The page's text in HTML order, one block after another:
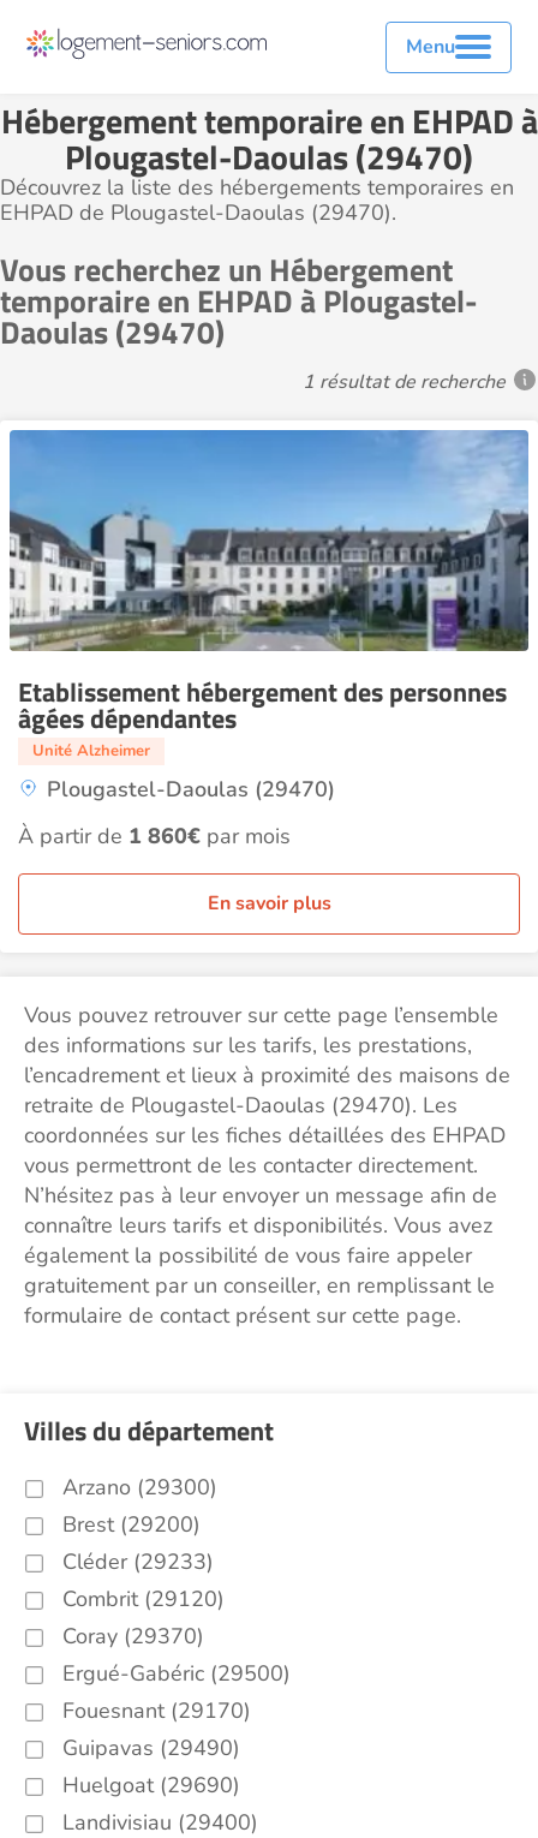
Menu
Hébergement temporaire en EHPAD à
Plougastel-Daoulas (29470)
Découvrez la liste des hébergements temporaires en
EHPAD de Plougastel-Daoulas (29470).
Vous recherchez un Hébergement
temporaire en EHPAD à Plougastel-
Daoulas (29470)
1 résultat de recherche
Etablissement hébergement des personnes
âgées dépendantes
Unité Alzheimer
Plougastel-Daoulas (29470)
À partir de 1 860€ par mois
En savoir plus
Vous pouvez retrouver sur cette page l’ensemble
des informations sur les tarifs, les prestations,
l’encadrement et lieux à proximité des maisons de
retraite de Plougastel-Daoulas (29470). Les
coordonnées sur les fiches détaillées des EHPAD
vous permettront de les contacter directement.
N’hésitez pas à leur envoyer un message afin de
connaître leurs tarifs et disponibilités. Vous avez
également la possibilité de vous faire appeler
gratuitement par un conseiller, en remplissant le
formulaire de contact présent sur cette page.
Villes du département
Arzano (29300)
Brest (29200)
Cléder (29233)
Combrit (29120)
Coray (29370)
Ergué-Gabéric (29500)
Fouesnant (29170)
Guipavas (29490)
Huelgoat (29690)
Landivisiau (29400)